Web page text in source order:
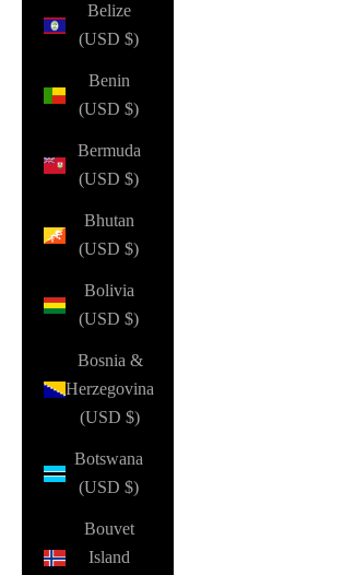
Belize
(USD $)
Benin
(USD $)
Bermuda
(USD $)
Bhutan
(USD $)
Bolivia
(USD $)
Bosnia &
Herzegovina
(USD $)
Botswana
(USD $)
Bouvet
Island